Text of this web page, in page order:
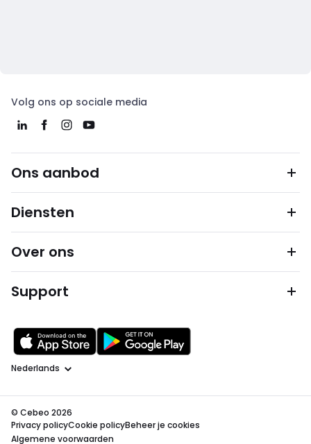
Volg ons op sociale media
Ons aanbod
Diensten
Over ons
Support
Taal
© Cebeo 2026
Privacy policyCookie policyBeheer je cookies
Algemene voorwaarden